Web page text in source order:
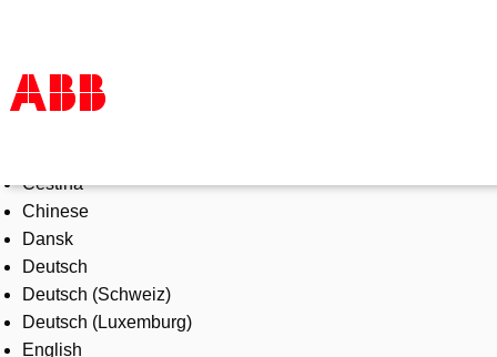
Products & Solutions
Industries
Services
About us
Where to buy
Contact us
Careers
Čeština
Chinese
Dansk
Deutsch
Deutsch (Schweiz)
Deutsch (Luxemburg)
English